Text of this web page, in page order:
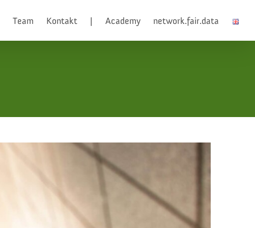
Team Kontakt Academy network.fair.data